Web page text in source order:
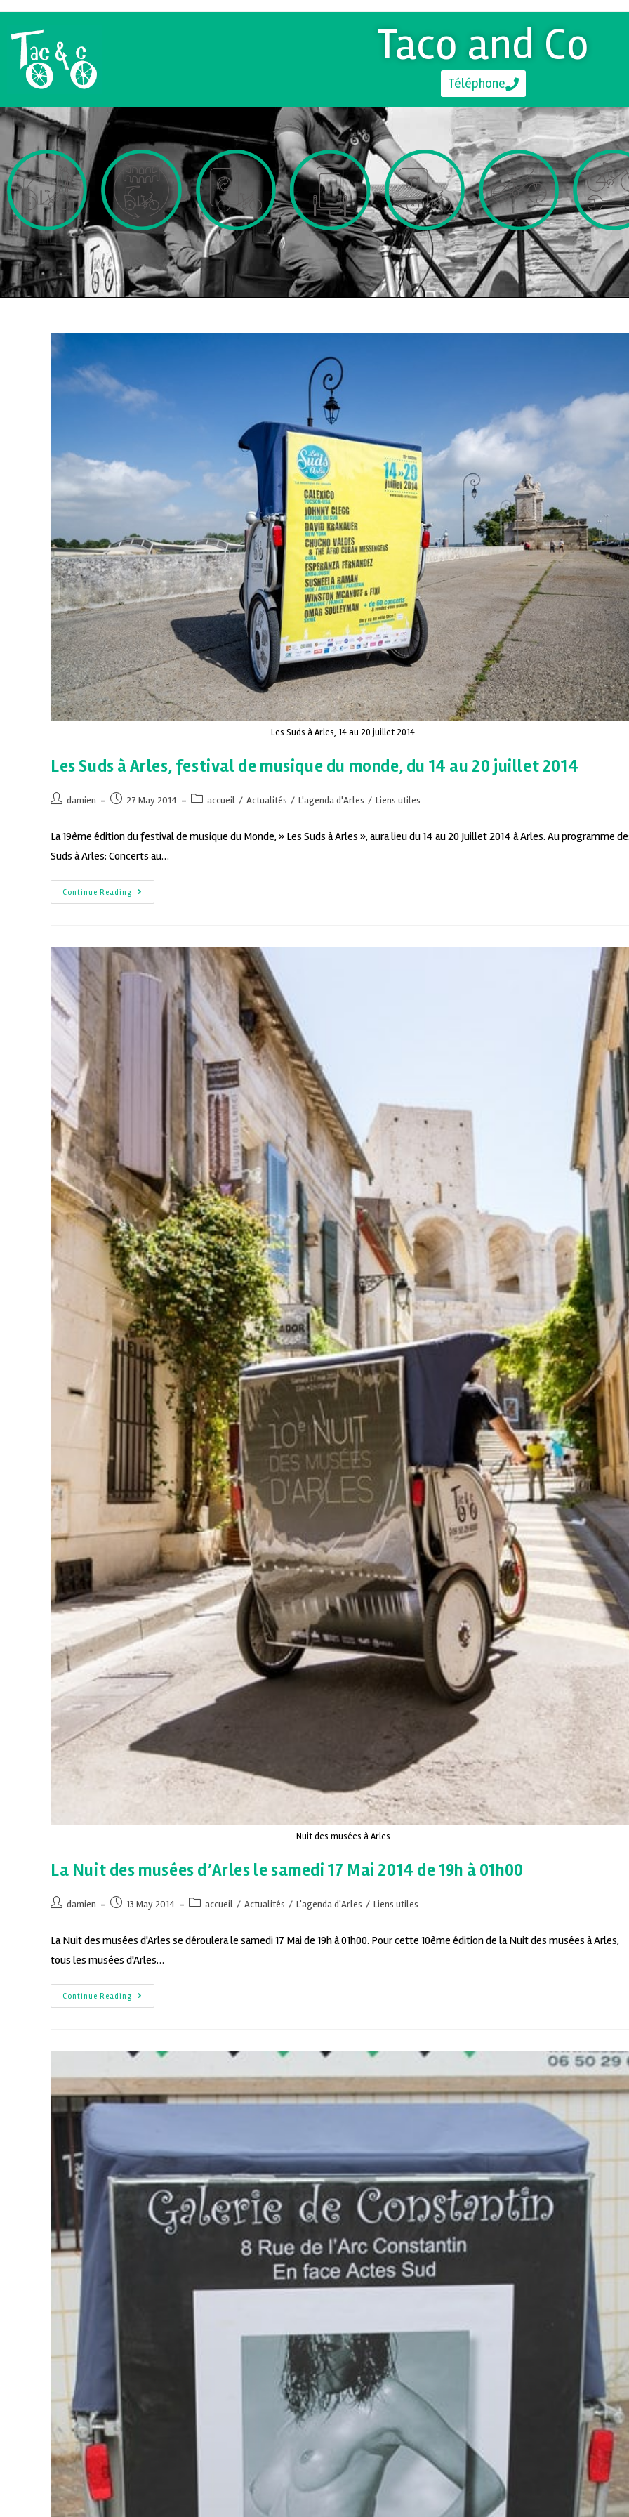
Taco and Co
Téléphone
Les Suds à Arles, 14 au 20 juillet 2014
Les Suds à Arles, festival de musique du monde, du 14 au 20 juillet 2014
damien 27 May 2014 accueil / Actualités / L'agenda d'Arles / Liens utiles
La 19ème édition du festival de musique du Monde, » Les Suds à Arles », aura lieu du 14 au 20 Juillet 2014 à Arles. Au programme
Suds à Arles: Concerts au…
Continue Reading
Nuit des musées à Arles
La Nuit des musées d’Arles le samedi 17 Mai 2014 de 19h à 01h00
damien 13 May 2014 accueil / Actualités / L'agenda d'Arles / Liens utiles
La Nuit des musées d'Arles se déroulera le samedi 17 Mai de 19h à 01h00. Pour cette 10ème édition de la Nuit des musées à Arles,
tous les musées d'Arles…
Continue Reading